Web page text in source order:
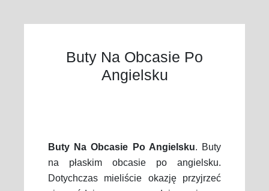
Buty Na Obcasie Po
Angielsku
Buty Na Obcasie Po Angielsku. Buty
na płaskim obcasie po angielsku.
Dotychczas mieliście okazję przyjrzeć